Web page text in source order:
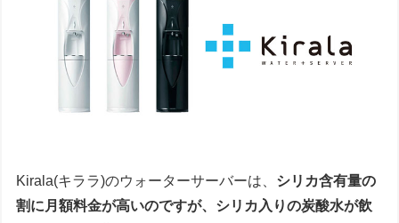
Kirala(キララ)のウォーターサーバーは、 シリカ含有量の
割に月額料金が高いのですが、シリカ入りの炭酸水が飲